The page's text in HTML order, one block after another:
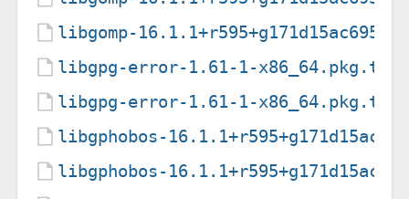
libgomp-
libgpg-error-1.61-1-
libgpg-error-1.61-1-
libgphobos-
libgphobos-